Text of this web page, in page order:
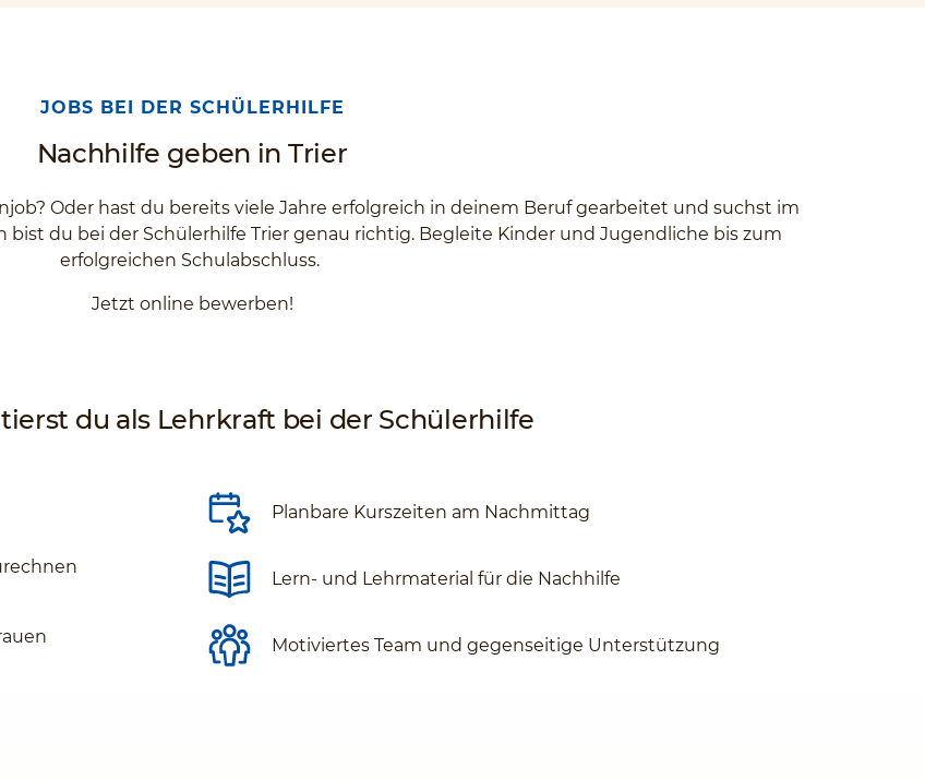
JOBS BEI DER SCHÜLERHILFE
Nachhilfe geben in Trier
Oder hast du bereits viele Jahre erfolgreich in deinem Beruf gearbeitet und suchst im
du bei der Schülerhilfe Trier genau richtig. Begleite Kinder und Jugendliche bis zum
erfolgreichen Schulabschluss.
Jetzt online bewerben!
du als Lehrkraft bei der Schülerhilfe
Planbare Kurszeiten am Nachmittag
Lern- und Lehrmaterial für die Nachhilfe
Motiviertes Team und gegenseitige Unterstützung